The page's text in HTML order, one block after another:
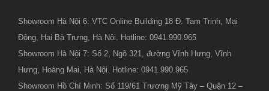
Showroom Hà Nội 6: VTC Online Building 18 Đ. Tam Trinh, Mai
Động, Hai Bà Trưng, Hà Nội. Hotline: 0941.990.965
Showroom Hà Nội 7: Số 2, Ngõ 321, đường Vĩnh Hưng, Vĩnh
Hưng, Hoàng Mai, Hà Nội. Hotline: 0941.990.965
Showroom Hồ Chí Minh: Số 119/61 Trương Mỹ Tây – Quận 12 –